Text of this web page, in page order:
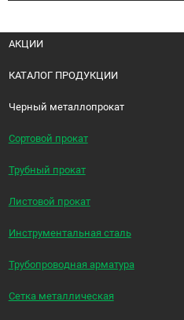
АКЦИИ
КАТАЛОГ ПРОДУКЦИИ
Черный металлопрокат
Сортовой прокат
Трубный прокат
Листовой прокат
Инструментальная сталь
Трубопроводная арматура
Сетка металлическая